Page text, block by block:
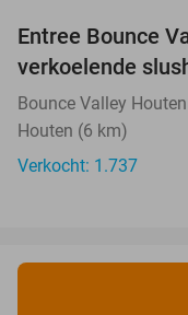
Entree Bounce
verkoelende
Bounce Valley Houten
Houten (6 km)
Verkocht: 1.737